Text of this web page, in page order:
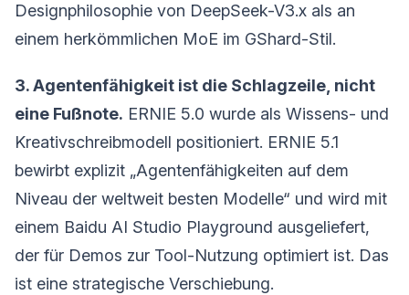
Designphilosophie von DeepSeek-V3.x als an
einem herkömmlichen MoE im GShard-Stil.
3. Agentenfähigkeit ist die Schlagzeile, nicht
eine Fußnote. ERNIE 5.0 wurde als Wissens- und
Kreativschreibmodell positioniert. ERNIE 5.1
bewirbt explizit „Agentenfähigkeiten auf dem
Niveau der weltweit besten Modelle“ und wird mit
einem Baidu AI Studio Playground ausgeliefert,
der für Demos zur Tool-Nutzung optimiert ist. Das
ist eine strategische Verschiebung.